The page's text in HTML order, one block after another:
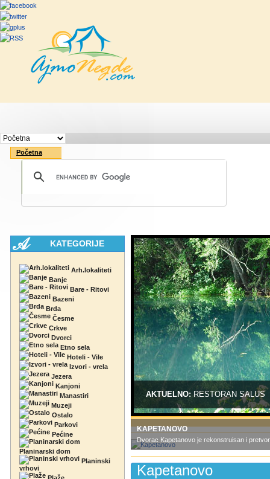
Početna
KATEGORIJE
Arh.lokaliteti
Banje
Bare - Ritovi
Bazeni
Brda
Česme
Crkve
Dvorci
Etno sela
Hoteli - Vile
Izvori - vrela
Jezera
Kanjoni
Manastiri
Muzeji
Ostalo
Parkovi
Pećine
Planinarski dom
Planinski
vrhovi
AKTUELNO:RESTORAN SALUS
KAPETANOVO
Dvorac Kapetanovo je rekonstruisan i
Kapetanovo